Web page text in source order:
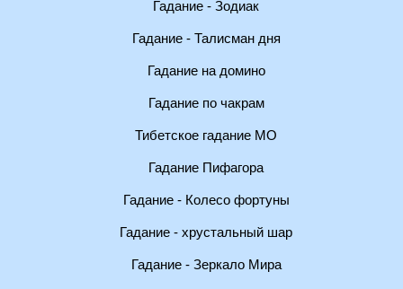
Гадание - Зодиак
Гадание - Талисман дня
Гадание на домино
Гадание по чакрам
Тибетское гадание МО
Гадание Пифагора
Гадание - Колесо фортуны
Гадание - хрустальный шар
Гадание - Зеркало Мира